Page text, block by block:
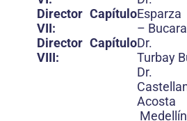
Director Capítulo
VII:
Director Capítulo
VIII:
–
Dr.
Turbay
Dr.
Medellín